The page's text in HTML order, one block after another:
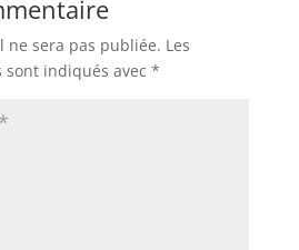
ne sera pas publiée. Les
indiqués avec *